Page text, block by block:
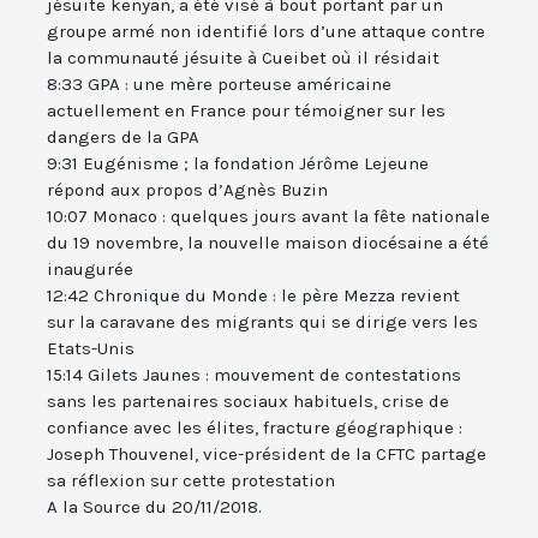
jésuite kenyan, a été visé à bout portant par un
groupe armé non identifié lors d’une attaque contre
la communauté jésuite à Cueibet où il résidait
8:33 GPA : une mère porteuse américaine
actuellement en France pour témoigner sur les
dangers de la GPA
9:31 Eugénisme ; la fondation Jérôme Lejeune
répond aux propos d’Agnès Buzin
10:07 Monaco : quelques jours avant la fête nationale
du 19 novembre, la nouvelle maison diocésaine a été
inaugurée
12:42 Chronique du Monde : le père Mezza revient
sur la caravane des migrants qui se dirige vers les
Etats-Unis
15:14 Gilets Jaunes : mouvement de contestations
sans les partenaires sociaux habituels, crise de
confiance avec les élites, fracture géographique :
Joseph Thouvenel, vice-président de la CFTC partage
sa réflexion sur cette protestation
A la Source du 20/11/2018.